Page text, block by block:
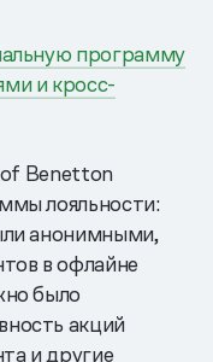
программу
и кросс-
Benetton
лояльности:
анонимными,
в офлайне
было
акций
и другие